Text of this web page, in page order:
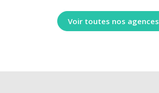
Voir toutes nos agences